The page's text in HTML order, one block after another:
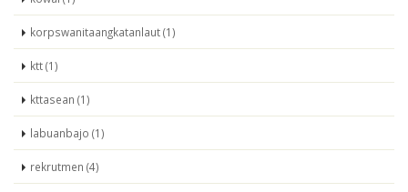
korpswanitaangkatanlaut (1)
ktt (1)
kttasean (1)
labuanbajo (1)
rekrutmen (4)